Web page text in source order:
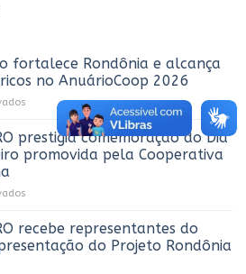
fortalece Rondônia e alcança
no AnuárioCoop 2026
Cooperativismo
fortalece
Rondônia
e
no
AnuárioCoop
2026
prestigia comemoração do Dia
promovida pela Cooperativa
OCB/RO
prestigia
comemoração
recebe representantes do
do Projeto Rondônia